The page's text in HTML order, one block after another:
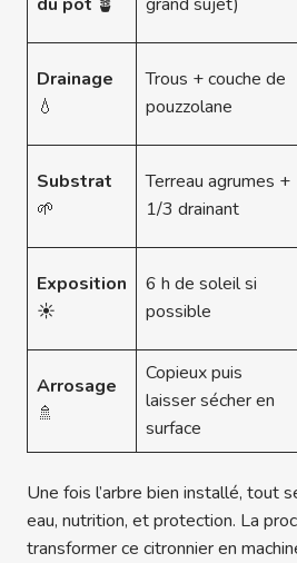
Drainage
💧
Trous + couche de
pouzzolane
Substrat
🌱
Terreau agrumes +
1/3 drainant
Exposition
☀️
6 h de soleil si
possible
Arrosage
🚿
Copieux puis
laisser sécher en
surface
Une fois l’arbre bien installé, tout
eau, nutrition, et protection. La
transformer ce citronnier en